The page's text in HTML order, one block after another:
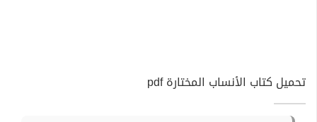
تحميل كتاب الأنساب المختارة pdf